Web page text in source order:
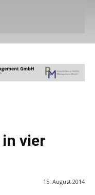
vier
15. August 2014